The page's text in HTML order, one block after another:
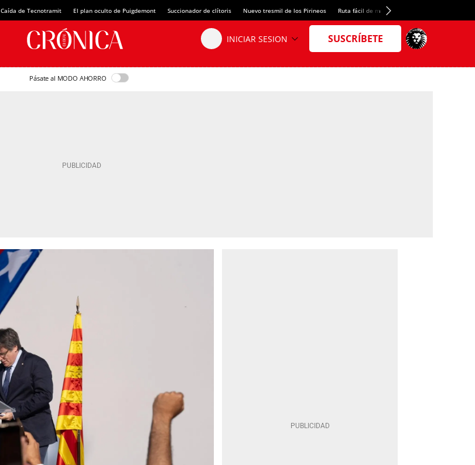
Caída de Tecnotramit El plan oculto de Puigdemont Succionador de clítoris Nuevo tresmil de los Pirineos Ruta fácil de montaña
Pásate al MODO AHORRO